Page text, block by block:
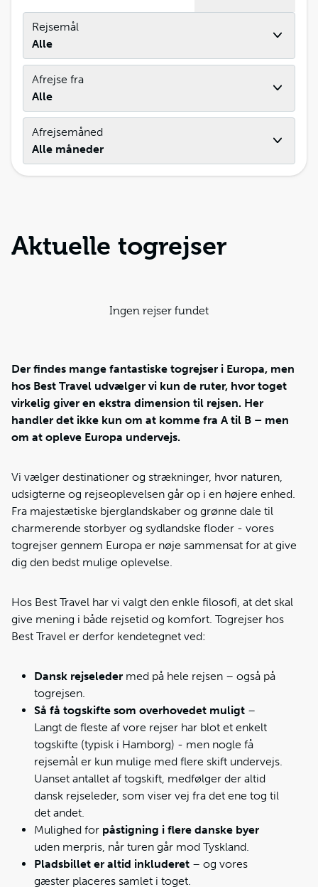
Rejsemål
Alle
Afrejse fra
Alle
Afrejsemåned
Alle måneder
Aktuelle togrejser
Ingen rejser fundet
Der findes mange fantastiske togrejser i Europa, men
hos Best Travel udvælger vi kun de ruter, hvor toget
virkelig giver en ekstra dimension til rejsen. Her
handler det ikke kun om at komme fra A til B – men
om at opleve Europa undervejs.
Vi vælger destinationer og strækninger, hvor naturen,
udsigterne og rejseoplevelsen går op i en højere enhed.
Fra majestætiske bjerglandskaber og grønne dale til
charmerende storbyer og sydlandske floder - vores
togrejser gennem Europa er nøje sammensat for at give
dig den bedst mulige oplevelse.
Hos Best Travel har vi valgt den enkle filosofi, at det skal
give mening i både rejsetid og komfort. Togrejser hos
Best Travel er derfor kendetegnet ved:
Dansk rejseleder med på hele rejsen – også på
togrejsen.
Så få togskifte som overhovedet muligt –
Langt de fleste af vore rejser har blot et enkelt
togskifte (typisk i Hamborg) - men nogle få
rejsemål er kun mulige med flere skift undervejs.
Uanset antallet af togskift, medfølger der altid
dansk rejseleder, som viser vej fra det ene tog til
det andet.
Mulighed for påstigning i flere danske byer
uden merpris, når turen går mod Tyskland.
Pladsbillet er altid inkluderet – og vores
gæster placeres samlet i toget.